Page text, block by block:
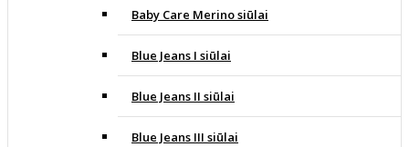
Baby Care Merino siūlai
Blue Jeans I siūlai
Blue Jeans II siūlai
Blue Jeans III siūlai